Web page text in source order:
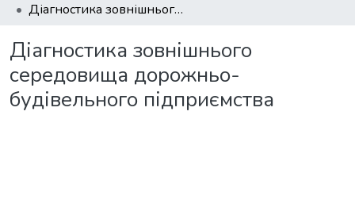
Діагностика зовнішнього середовища дорожньо-будівельного підприємства
Діагностика зовнішнього
середовища дорожньо-
будівельного підприємства